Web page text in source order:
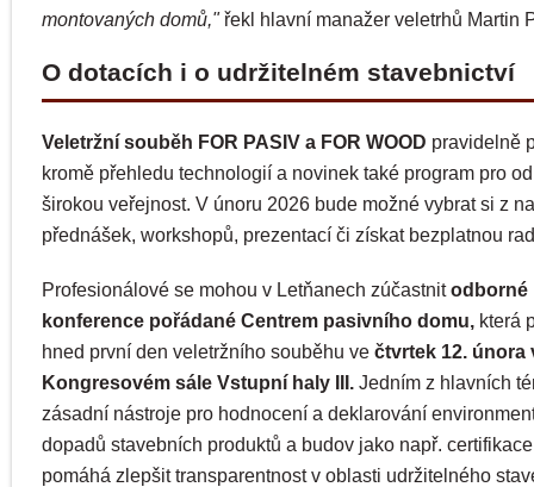
montovaných domů,"řekl hlavní manažer veletrhů Martin
O dotacích i o udržitelném stavebnictví
Veletržní souběh FOR PASIV a FOR WOOD pravidelně
kromě přehledu technologií a novinek také program pro
širokou veřejnost. V únoru 2026 bude možné vybrat si z
přednášek, workshopů, prezentací či získat bezplatnou
Profesionálové se mohou v Letňanech zúčastnitodborné
konference pořádané Centrem pasivního domu, která
hned první den veletržního souběhu ve čtvrtek 12. února
Kongresovém sále Vstupní haly III. Jedním z hlavních
zásadní nástroje pro hodnocení a deklarování
dopadů stavebních produktů a budov jako např.
pomáhá zlepšit transparentnost v oblasti udržitelného